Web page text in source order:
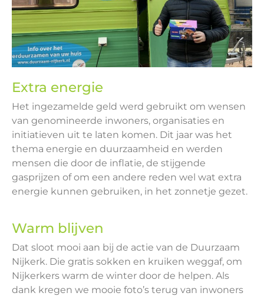
Extra energie
Het ingezamelde geld werd gebruikt om wensen
van genomineerde inwoners, organisaties en
initiatieven uit te laten komen. Dit jaar was het
thema energie en duurzaamheid en werden
mensen die door de inflatie, de stijgende
gasprijzen of om een andere reden wel wat extra
energie kunnen gebruiken, in het zonnetje gezet.
Warm blijven
Dat sloot mooi aan bij de actie van de Duurzaam
Nijkerk. Die gratis sokken en kruiken weggaf, om
Nijkerkers warm de winter door de helpen. Als
dank kregen we mooie foto’s terug van inwoners